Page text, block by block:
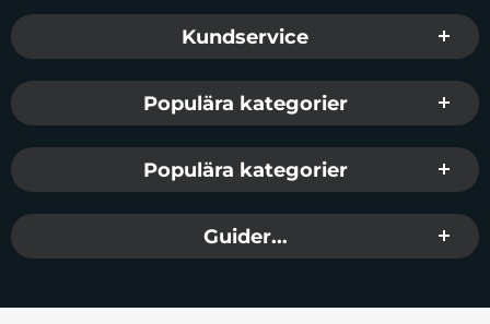
Sidfot Blandad info och länkar
Kundservice
Populära kategorier
Populära kategorier
Guider...